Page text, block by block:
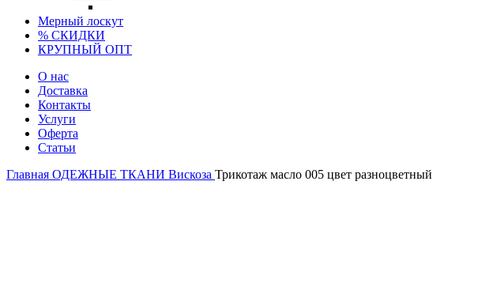
Мерный лоскут
% СКИДКИ
КРУПНЫЙ ОПТ
О нас
Доставка
Контакты
Услуги
Оферта
Статьи
Главная ОДЕЖНЫЕ ТКАНИ Вискоза Трикотаж масло 005 цвет разноцветный